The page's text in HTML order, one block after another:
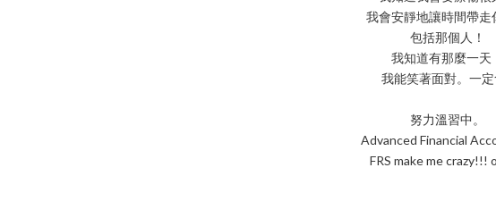
我會安靜地讓時間帶走
包括那個人！
我知道有那麼一天
我能笑著面對。一
努力溫習中。
Advanced Financial
FRS make me crazy!!!